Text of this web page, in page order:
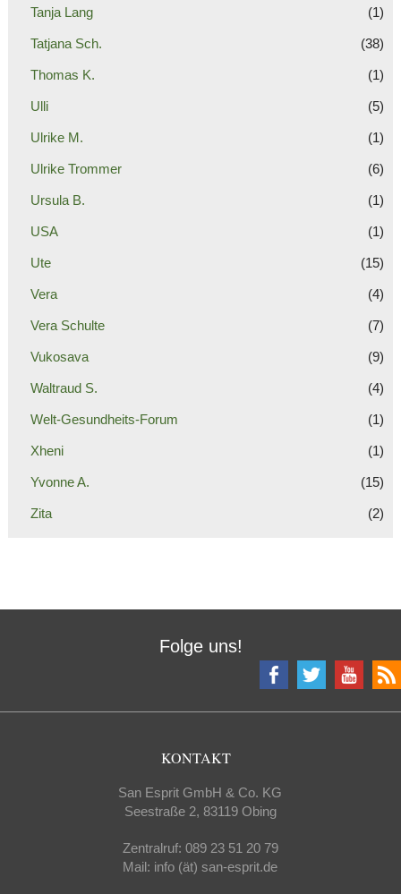
Tanja Lang (1)
Tatjana Sch. (38)
Thomas K. (1)
Ulli (5)
Ulrike M. (1)
Ulrike Trommer (6)
Ursula B. (1)
USA (1)
Ute (15)
Vera (4)
Vera Schulte (7)
Vukosava (9)
Waltraud S. (4)
Welt-Gesundheits-Forum (1)
Xheni (1)
Yvonne A. (15)
Zita (2)
Folge uns!
KONTAKT
San Esprit GmbH & Co. KG
Seestraße 2, 83119 Obing
Zentralruf: 089 23 51 20 79
Mail: info (ät) san-esprit.de